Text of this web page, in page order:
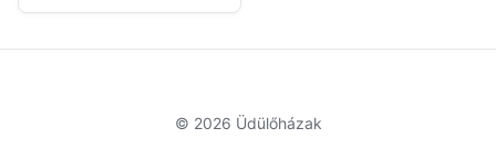
© 2026 Üdülőházak